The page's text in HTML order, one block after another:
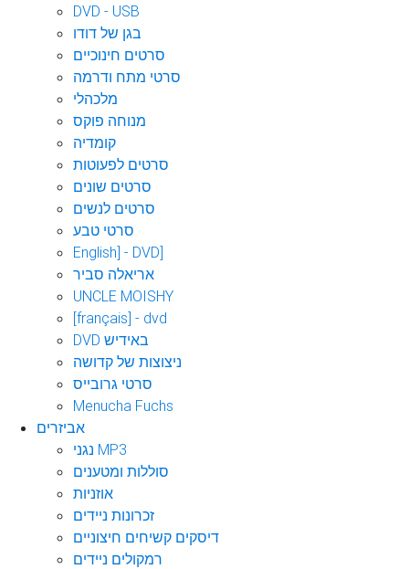
DVD - USB
בגן של דודו
סרטים חינוכיים
סרטי מתח ודרמה
מלכהלי
מנוחה פוקס
קומדיה
סרטים לפעוטות
סרטים שונים
סרטים לנשים
סרטי טבע
English] - DVD]
אריאלה סביר
UNCLE MOISHY
[français] - dvd
DVD באידיש
ניצוצות של קדושה
סרטי גרובייס
Menucha Fuchs
אביזרים
נגני MP3
סוללות ומטענים
אוזניות
זכרונות ניידים
דיסקים קשיחים חיצוניים
רמקולים ניידים